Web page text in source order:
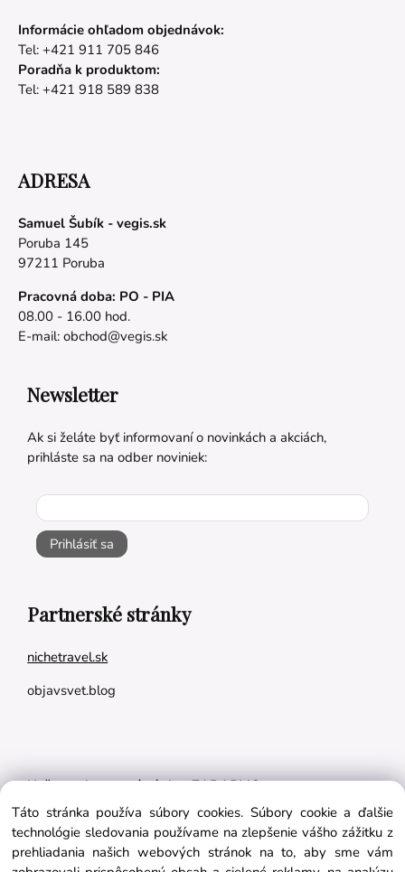
Informácie ohľadom objednávok:
Tel: +421 911 705 846
Poradňa k produktom:
Tel: +421 918 589 838
ADRESA
Samuel Šubík - vegis.sk
Poruba 145
97211 Poruba
Pracovná doba: PO - PIA
08.00 - 16.00 hod.
E-mail: obchod@vegis.sk
Newsletter
Ak si želáte byť informovaní o novinkách a akciách,
prihláste sa na odber noviniek:
Prihlásiť sa
Partnerské stránky
nichetravel.sk
objavsvet.blog
Naše appky pre vás úplne ZADARMO:
Tréningový plán na mieru
BMI kalkulačka
Táto stránka používa súbory cookies. Súbory cookie a ďalšie
technológie sledovania používame na zlepšenie vášho zážitku z
prehliadania našich webových stránok na to, aby sme vám